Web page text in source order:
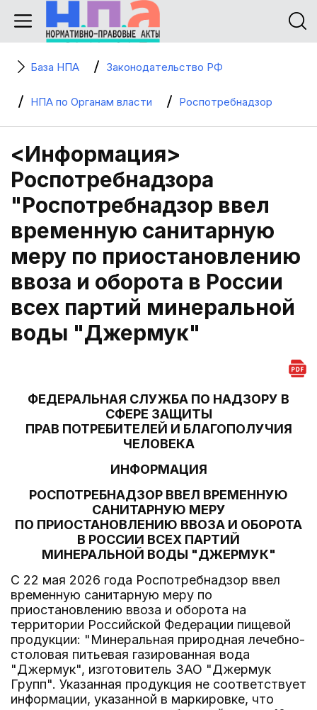
База НПА Законодательство РФ
НПА по Органам власти Роспотребнадзор
<Информация>
Роспотребнадзора
"Роспотребнадзор ввел
временную санитарную
меру по приостановлению
ввоза и оборота в России
всех партий минеральной
воды "Джермук"
ФЕДЕРАЛЬНАЯ СЛУЖБА ПО НАДЗОРУ В
СФЕРЕ ЗАЩИТЫ
ПРАВ ПОТРЕБИТЕЛЕЙ И БЛАГОПОЛУЧИЯ
ЧЕЛОВЕКА
ИНФОРМАЦИЯ
РОСПОТРЕБНАДЗОР ВВЕЛ ВРЕМЕННУЮ
САНИТАРНУЮ МЕРУ
ПО ПРИОСТАНОВЛЕНИЮ ВВОЗА И ОБОРОТА
В РОССИИ ВСЕХ ПАРТИЙ
МИНЕРАЛЬНОЙ ВОДЫ "ДЖЕРМУК"
С 22 мая 2026 года Роспотребнадзор ввел
временную санитарную меру по
приостановлению ввоза и оборота на
территории Российской Федерации пищевой
продукции: "Минеральная природная лечебно-
столовая питьевая газированная вода
"Джермук", изготовитель ЗАО "Джермук
Групп". Указанная продукция не соответствует
информации, указанной в маркировке, что